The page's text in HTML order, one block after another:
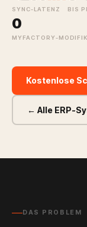
SYNC-LATENZ BIS
0
MYFACTORY-
Kostenlose
← Alle ERP-
DAS PROBLEM